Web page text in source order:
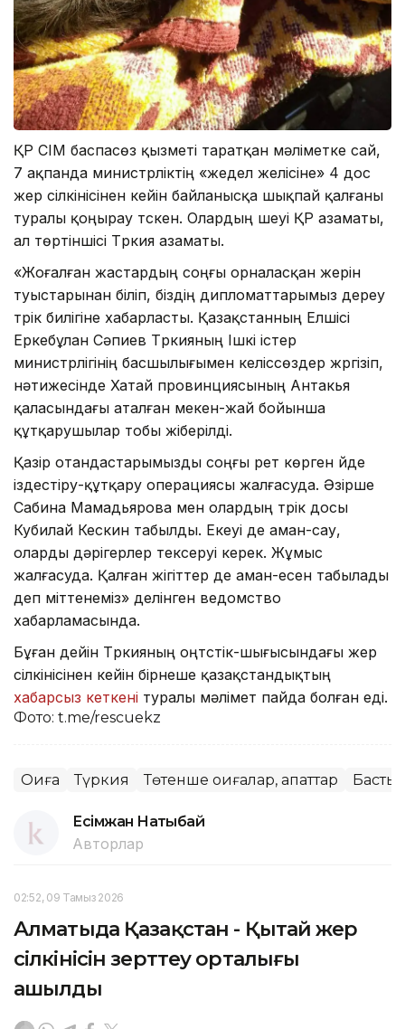
ҚР СІМ баспасөз қызметі таратқан мәліметке сай,
7 ақпанда министрліктің «жедел желісіне» 4 дос
жер сілкінісінен кейін байланысқа шықпай қалғаны
туралы қоңырау түскен. Олардың үшеуі ҚР азаматы,
ал төртіншісі Түркия азаматы.
«Жоғалған жастардың соңғы орналасқан жерін
туыстарынан біліп, біздің дипломаттарымыз дереу
түрік билігіне хабарласты. Қазақстанның Елшісі
Еркебұлан Сәпиев Түркияның Ішкі істер
министрлігінің басшылығымен келіссөздер жүргізіп,
нәтижесінде Хатай провинциясының Антакья
қаласындағы аталған мекен-жай бойынша
құтқарушылар тобы жіберілді.
Қазір отандастарымызды соңғы рет көрген үйде
іздестіру-құтқару операциясы жалғасуда. Әзірше
Сабина Мамадьярова мен олардың түрік досы
Кубилай Кескин табылды. Екеуі де аман-сау,
оларды дәрігерлер тексеруі керек. Жұмыс
жалғасуда. Қалған жігіттер де аман-есен табылады
деп үміттенеміз» делінген ведомство
хабарламасында.
Бұған дейін Түркияның оңтүстік-шығысындағы жер
сілкінісінен кейін бірнеше қазақстандықтың
хабарсыз кеткені туралы мәлімет пайда болған еді.
Фото: t.me/rescuekz
Оқиға Түркия Төтенше оқиғалар, апаттар Басты
Есімжан Нақтыбай
Авторлар
02:52, 09 Тамыз 2026
Алматыда Қазақстан - Қытай жер
сілкінісін зерттеу орталығы
ашылды